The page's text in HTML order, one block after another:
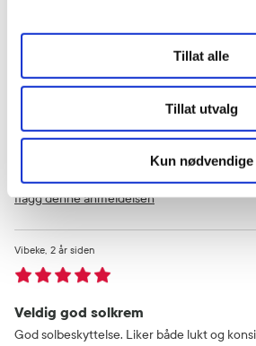
Tillat alle
Tillat utvalg
Kun nødvendige
Veldig bra
Lett å smøre ut, lukter godt. Enste
Var denne anmeldelsen nyttig?
flagg denne anmeldelsen
Veldig god solkrem
2 år siden
Vibeke
God solbeskyttelse. Liker både lukt og